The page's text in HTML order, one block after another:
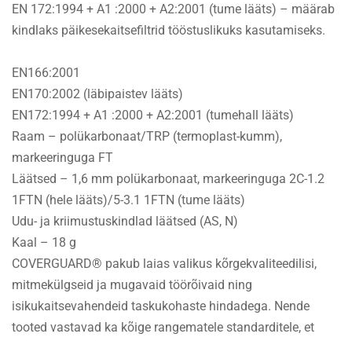
EN 172:1994 + A1 :2000 + A2:2001 (tume lääts) – määrab
kindlaks päikesekaitsefiltrid tööstuslikuks kasutamiseks.
EN166:2001
EN170:2002 (läbipaistev lääts)
EN172:1994 + A1 :2000 + A2:2001 (tumehall lääts)
Raam – polükarbonaat/TRP (termoplast-kumm),
markeeringuga FT
Läätsed – 1,6 mm polükarbonaat, markeeringuga 2C-1.2
1FTN (hele lääts)/5-3.1 1FTN (tume lääts)
Udu- ja kriimustuskindlad läätsed (AS, N)
Kaal – 18 g
COVERGUARD® pakub laias valikus kõrgekvaliteedilisi,
mitmekülgseid ja mugavaid töörõivaid ning
isikukaitsevahendeid taskukohaste hindadega. Nende
tooted vastavad ka kõige rangematele standarditele, et